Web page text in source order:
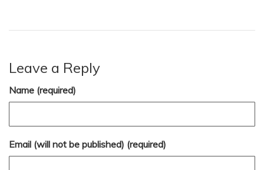
Leave a Reply
Name (required)
Email (will not be published) (required)